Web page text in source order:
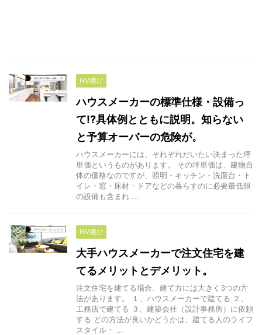
HM選び
ハウスメーカーの標準仕様・設備っ
て!?具体例とともに説明。知らない
と予算オーバーの危険が。
ハウスメーカーには、それぞれだいたい決まった坪
単価というものがあります。 その坪単価は、建物自
体の価格なのですが、照明・キッチン・洗面台・ト
イレ・窓・床材・ドアなどの暮らすのに必要最低限
の設備も含まれ ...
HM選び
大手ハウスメーカーで注文住宅を建
てるメリットとデメリット。
注文住宅を建てる場合、建て方には大きく3つの方
法があります。 １、ハウスメーカーで建てる ２、
工務店で建てる ３、建築会社（設計事務所）に依頼
する どの方法が良いかどうかは、建てる人のライフ
スタイル・ ...